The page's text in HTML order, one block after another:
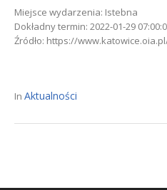
Miejsce wydarzenia: Istebna
Dokładny termin: 2022-01-29
Źródło: https://
In Aktualności